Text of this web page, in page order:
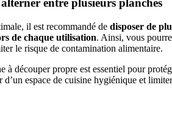
entre plusieurs planches
il est recommandé de disposer de
de chaque utilisation. Ainsi, vous
le risque de contamination alimentaire.
à découper propre est essentiel pour
espace de cuisine hygiénique et